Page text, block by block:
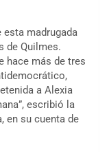
esta madrugada
de Quilmes.
hace más de tres
a Alexia
escribió la
en su cuenta de